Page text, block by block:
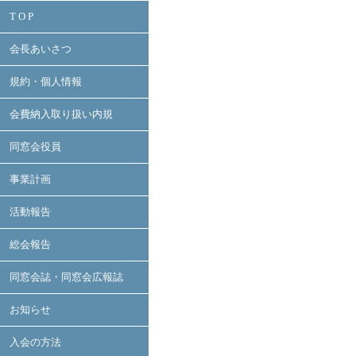
T O P
会長あいさつ
規約・個人情報
会費納入取り扱い内規
同窓会役員
事業計画
活動報告
総会報告
同窓会誌・同窓会広報誌
お知らせ
入会の方法